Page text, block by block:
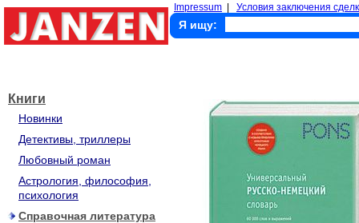
Impressum Условия заключения
Я ищу:
Книги
Новинки
Детективы, триллеры
Любовный роман
Астрология, философия,
психология
Справочная литература